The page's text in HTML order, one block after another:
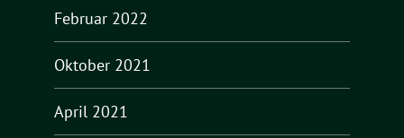
Februar 2022
Oktober 2021
April 2021